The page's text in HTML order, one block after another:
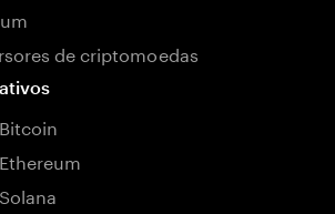
de criptomoedas